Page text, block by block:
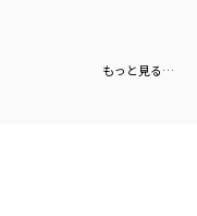
もっと見る…